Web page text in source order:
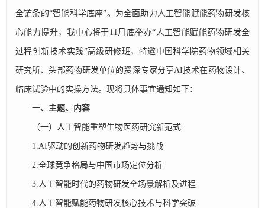
全链条的“智能科学底座”。为全面助力人工智能赋能药物研发核
心能力提升，我中心将于11月底举办“人工智能赋能药物研发全
过程创新技术实践”高级研修班，特邀中国科学院药物领域相关
研究所、头部药物研发单位的资深专家分享AI技术在药物设计、
临床试验中的实操方法。现将具体事宜通知如下：
一、主题、内容
（一）人工智能重塑生物医药研究新范式
1.AI驱动的创新药物研发趋势与挑战
2.全球竞争格局与中国市场定位分析
3.人工智能时代的药物研发全场景解析及进程
4.人工智能赋能药物研发核心技术与科学突破